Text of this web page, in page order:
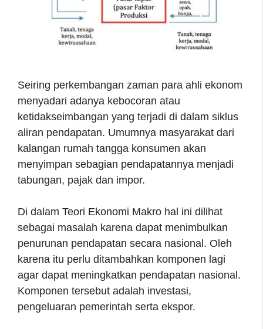
Seiring perkembangan zaman para ahli ekonom
menyadari adanya kebocoran atau
ketidakseimbangan yang terjadi di dalam siklus
aliran pendapatan. Umumnya masyarakat dari
kalangan rumah tangga konsumen akan
menyimpan sebagian pendapatannya menjadi
tabungan, pajak dan impor.
Di dalam Teori Ekonomi Makro hal ini dilihat
sebagai masalah karena dapat menimbulkan
penurunan pendapatan secara nasional. Oleh
karena itu perlu ditambahkan komponen lagi
agar dapat meningkatkan pendapatan nasional.
Komponen tersebut adalah investasi,
pengeluaran pemerintah serta ekspor.